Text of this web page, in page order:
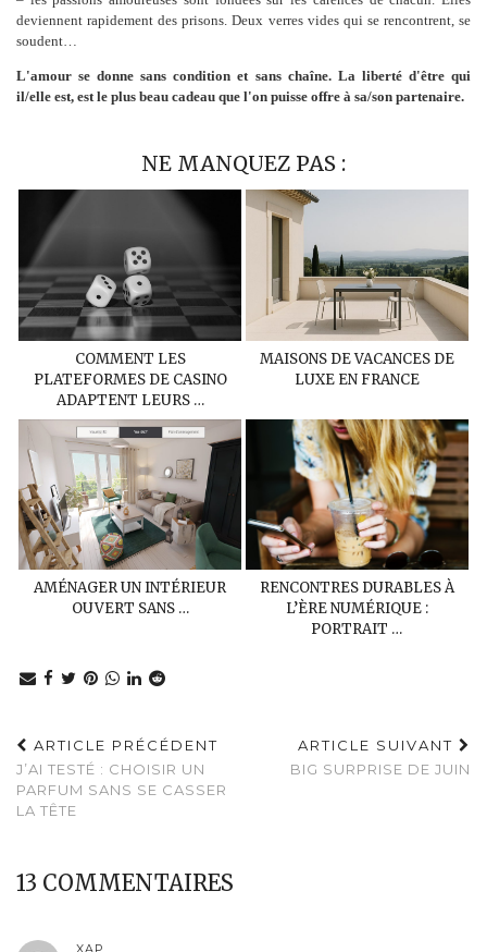
deviennent rapidement des prisons. Deux verres vides qui se rencontrent, se
soudent…
L'amour se donne sans condition et sans chaîne. La liberté d'être qui
il/elle est, est le plus beau cadeau que l'on puisse offre à sa/son partenaire.
NE MANQUEZ PAS :
COMMENT LES
PLATEFORMES DE CASINO
ADAPTENT LEURS …
MAISONS DE VACANCES DE
LUXE EN FRANCE
AMÉNAGER UN INTÉRIEUR
OUVERT SANS …
RENCONTRES DURABLES À
L’ÈRE NUMÉRIQUE :
PORTRAIT …
ARTICLE PRÉCÉDENT
J’AI TESTÉ : CHOISIR UN
PARFUM SANS SE CASSER
LA TÊTE
ARTICLE SUIVANT
BIG SURPRISE DE JUIN
13 COMMENTAIRES